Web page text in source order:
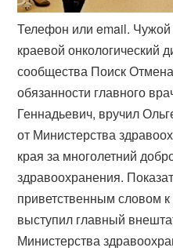
Телефон или email. Чужой
краевой онкологический
сообщества Поиск
обязанности главного
Геннадьевич, вручил
от Министерства
края за многолетний
здравоохранения.
приветственным словом
выступил главный
Министерства